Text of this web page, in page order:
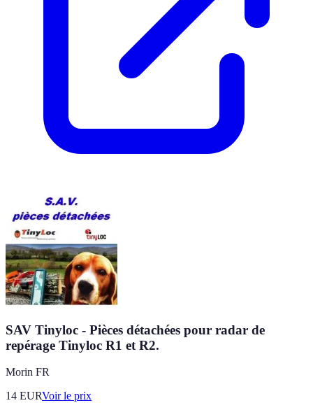
SAV Tinyloc - Pièces détachées pour radar de
repérage Tinyloc R1 et R2.
Morin FR
14 EURVoir le prix